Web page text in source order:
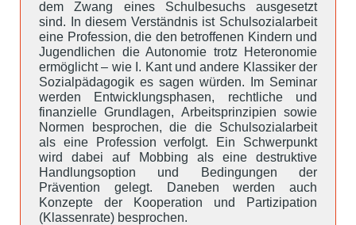
dem Zwang eines Schulbesuchs ausgesetzt
sind. In diesem Verständnis ist Schulsozialarbeit
eine Profession, die den betroffenen Kindern und
Jugendlichen die Autonomie trotz Heteronomie
ermöglicht – wie I. Kant und andere Klassiker der
Sozialpädagogik es sagen würden. Im Seminar
werden Entwicklungsphasen, rechtliche und
finanzielle Grundlagen, Arbeitsprinzipien sowie
Normen besprochen, die die Schulsozialarbeit
als eine Profession verfolgt. Ein Schwerpunkt
wird dabei auf Mobbing als eine destruktive
Handlungsoption und Bedingungen der
Prävention gelegt. Daneben werden auch
Konzepte der Kooperation und Partizipation
(Klassenrate) besprochen.